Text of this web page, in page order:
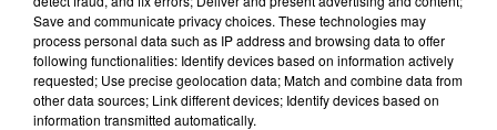
Bélier Taureau Gémeaux
Save and communicate privacy choices. These technologies may
process personal data such as IP address and browsing data to offer
following functionalities: Identify devices based on information actively
requested; Use precise geolocation data; Match and combine data from
other data sources; Link different devices; Identify devices based on
information transmitted automatically.